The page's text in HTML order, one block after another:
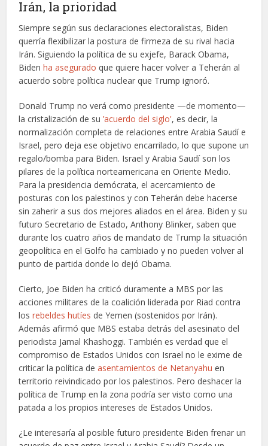
Irán, la prioridad
Siempre según sus declaraciones electoralistas, Biden
querría flexibilizar la postura de firmeza de su rival hacia
Irán. Siguiendo la política de su exjefe, Barack Obama,
Bidenha asegurado que quiere hacer volver a Teherán al
acuerdo sobre política nuclear que Trump ignoró.
Donald Trump no verá como presidente —de momento—
la cristalización de su’acuerdo del siglo', es decir, la
normalización completa de relaciones entre Arabia Saudí e
Israel, pero deja ese objetivo encarrilado, lo que supone un
regalo/bomba para Biden. Israel y Arabia Saudí son los
pilares de la política norteamericana en Oriente Medio.
Para la presidencia demócrata, el acercamiento de
posturas con los palestinos y con Teherán debe hacerse
sin zaherir a sus dos mejores aliados en el área. Biden y su
futuro Secretario de Estado, Anthony Blinker, saben que
durante los cuatro años de mandato de Trump la situación
geopolítica en el Golfo ha cambiado y no pueden volver al
punto de partida donde lo dejó Obama.
Cierto, Joe Biden ha criticó duramente a MBS por las
acciones militares de la coalición liderada por Riad contra
losrebeldes hutíes de Yemen (sostenidos por Irán).
Además afirmó que MBS estaba detrás del asesinato del
periodista Jamal Khashoggi. También es verdad que el
compromiso de Estados Unidos con Israel no le exime de
criticar la política deasentamientos de Netanyahu en
territorio reivindicado por los palestinos. Pero deshacer la
política de Trump en la zona podría ser visto como una
patada a los propios intereses de Estados Unidos.
¿Le interesaría al posible futuro presidente Biden frenar un